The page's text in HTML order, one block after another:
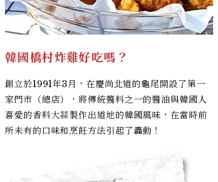
韓國橋村炸雞好吃嗎？
創立於1991年3月，在慶尚北道的龜尾開設了第一
家門市（總店），將傳統醬料之一的醬油與韓國人
喜愛的香料大蒜製作出道地的韓國風味，在當時前
所未有的口味和烹飪方法引起了轟動！